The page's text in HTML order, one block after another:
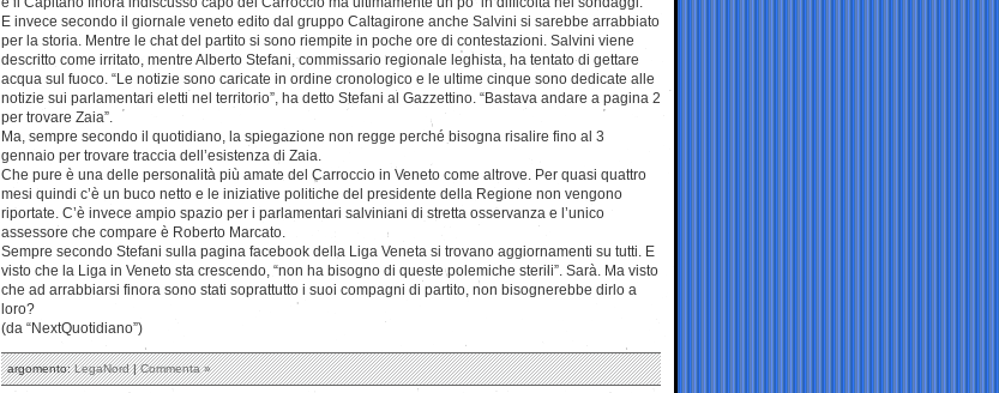
E invece secondo il giornale veneto edito dal gruppo Caltagirone anche Salvini si sarebbe arrabbiato
per la storia. Mentre le chat del partito si sono riempite in poche ore di contestazioni. Salvini viene
descritto come irritato, mentre Alberto Stefani, commissario regionale leghista, ha tentato di gettare
acqua sul fuoco. “Le notizie sono caricate in ordine cronologico e le ultime cinque sono dedicate alle
notizie sui parlamentari eletti nel territorio”, ha detto Stefani al Gazzettino. “Bastava andare a pagina 2
per trovare Zaia”.
Ma, sempre secondo il quotidiano, la spiegazione non regge perché bisogna risalire fino al 3
gennaio per trovare traccia dell’esistenza di Zaia.
Che pure è una delle personalità più amate del Carroccio in Veneto come altrove. Per quasi quattro
mesi quindi c’è un buco netto e le iniziative politiche del presidente della Regione non vengono
riportate. C’è invece ampio spazio per i parlamentari salviniani di stretta osservanza e l’unico
assessore che compare è Roberto Marcato.
Sempre secondo Stefani sulla pagina facebook della Liga Veneta si trovano aggiornamenti su tutti. E
visto che la Liga in Veneto sta crescendo, “non ha bisogno di queste polemiche sterili”. Sarà. Ma visto
che ad arrabbiarsi finora sono stati soprattutto i suoi compagni di partito, non bisognerebbe dirlo a
loro?
(da “NextQuotidiano”)
argomento:LegaNord|Commenta »